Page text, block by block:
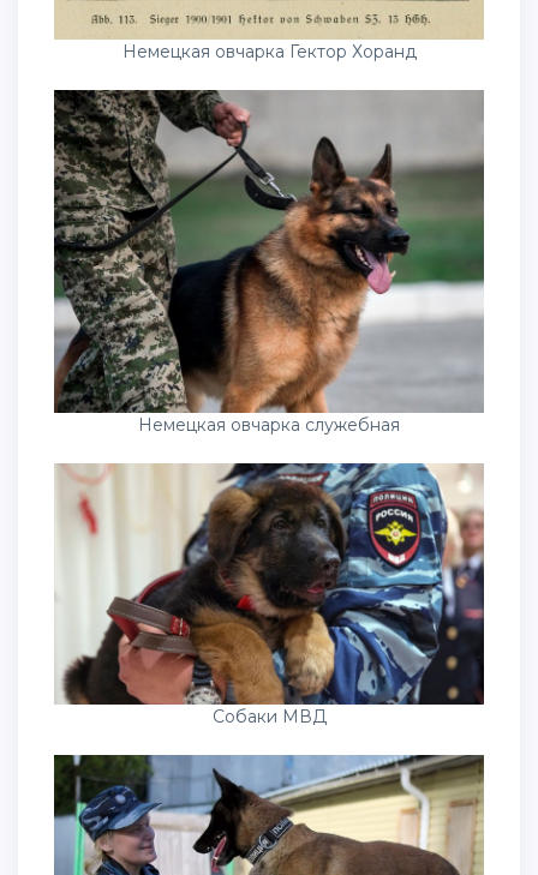
Немецкая овчарка Гектор Хоранд
Немецкая овчарка служебная
Собаки МВД